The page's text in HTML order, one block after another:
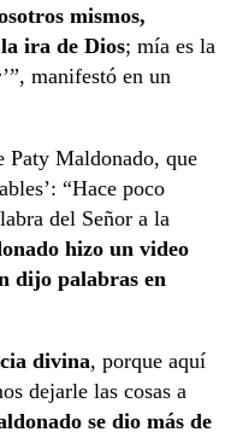
mismos,
ira de Dios; mía es la
manifestó en un
Paty Maldonado, que
“Hace poco
del Señor a la
hizo un video
dijo palabras en
divina, porque aquí
dejarle las cosas a
se dio más de